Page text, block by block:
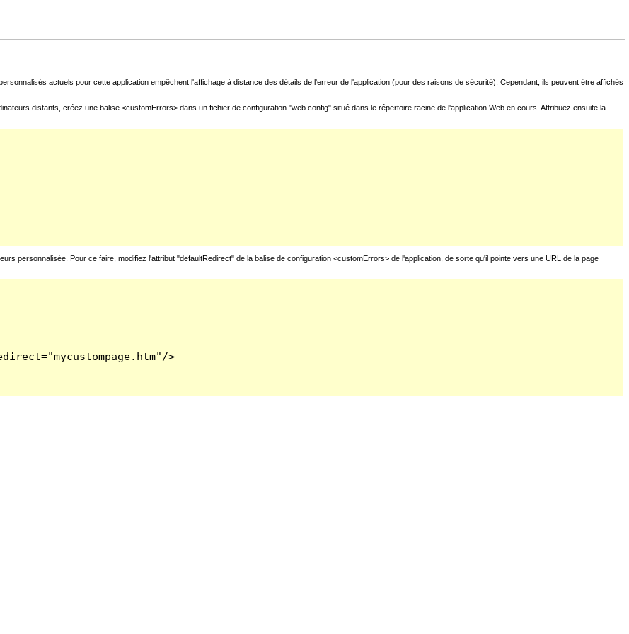
actuels pour cette application empêchent l'affichage à distance des détails de l'erreur de l'application (pour des raisons de sécurité). Cependant, ils peuvent être affichés
distants, créez une balise <customErrors> dans un fichier de configuration "web.config" situé dans le répertoire racine de l'application Web en cours. Attribuez ensuite la
personnalisée. Pour ce faire, modifiez l'attribut "defaultRedirect" de la balise de configuration <customErrors> de l'application, de sorte qu'il pointe vers une URL de la page
>